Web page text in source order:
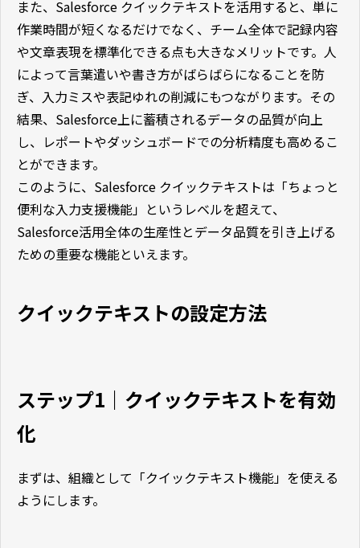
また、Salesforce クイックテキストを活用すると、単に
作業時間が短くなるだけでなく、チーム全体で記録内容
や文章表現を標準化できる点も大きなメリットです。人
によって言葉遣いや書き方がばらばらになることを防
ぎ、入力ミスや表記ゆれの削減にもつながります。その
結果、Salesforce上に蓄積されるデータの品質が向上
し、レポートやダッシュボードでの分析精度も高めるこ
とができます。
このように、Salesforce クイックテキストは「ちょっと
便利な入力支援機能」というレベルを超えて、
Salesforce活用全体の生産性とデータ品質を引き上げる
ための重要な機能といえます。
クイックテキストの設定方法
ステップ1｜クイックテキストを有効
化
まずは、組織として「クイックテキスト機能」を使える
ようにします。